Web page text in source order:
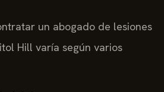
un abogado de lesiones
Hill varía según varios